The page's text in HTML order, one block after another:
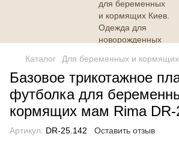
Каталог Для беременных и кормящих
Базовое трикотажное
футболка для
кормящих мам Rima DR-
Артикул: DR-25.142 Оставить отзыв